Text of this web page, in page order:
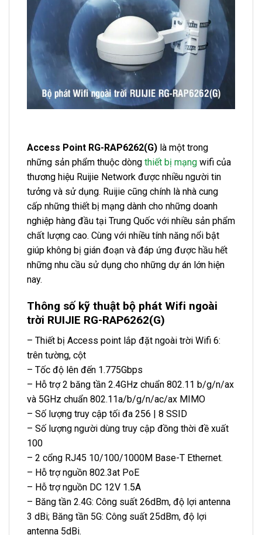
Access Point RG-RAP6262(G) là một trong
những sản phẩm thuộc dòng thiết bị mạng wifi của
thương hiệu Ruijie Network được nhiều người tin
tưởng và sử dụng. Ruijie cũng chính là nhà cung
cấp những thiết bị mạng dành cho những doanh
nghiệp hàng đầu tại Trung Quốc với nhiều sản phẩm
chất lượng cao. Cùng với nhiều tính năng nổi bật
giúp không bị gián đoạn và đáp ứng được hầu hết
những nhu cầu sử dụng cho những dự án lớn hiện
nay.
Thông số kỹ thuật bộ phát Wifi ngoài
trời RUIJIE RG-RAP6262(G)
– Thiết bị Access point lắp đặt ngoài trời Wifi 6:
trên tường, cột
– Tốc độ lên đến 1.775Gbps
– Hỗ trợ 2 băng tần 2.4GHz chuẩn 802.11 b/g/n/ax
và 5GHz chuẩn 802.11a/b/g/n/ac/ax MIMO
– Số lượng truy cập tối đa 256 | 8 SSID
– Số lượng người dùng truy cập đồng thời đề xuất
100
– 2 cổng RJ45 10/100/1000M Base-T Ethernet.
– Hỗ trợ nguồn 802.3at PoE
– Hỗ trợ nguồn DC 12V 1.5A
– Băng tần 2.4G: Công suất 26dBm, độ lợi antenna
3 dBi; Băng tần 5G: Công suất 25dBm, độ lợi
antenna 5dBi.